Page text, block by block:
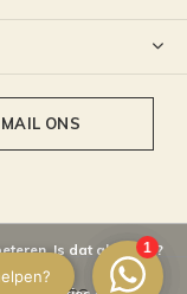
MAIL ONS
Is dat akkoord?